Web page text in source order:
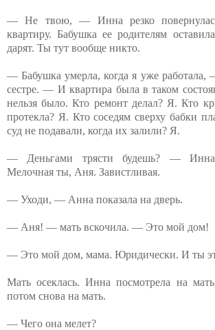
— Не твою, — Инна резко
квартиру. Бабушка ее родителям
дарят. Ты тут вообще никто.
— Бабушка умерла, когда я уже
сестре. — И квартира была в таком
нельзя было. Кто ремонт делал? Я. Кто
протекла? Я. Кто соседям сверху бабки
суд не подавали, когда их залили? Я.
— Деньгами трясти будешь? —
Мелочная ты, Аня. Завистливая.
— Уходи, — Анна показала на дверь.
— Аня! — мать вскочила. — Это мой дом!
— Это мой дом, мама. Юридически. И ты
Мать осеклась. Инна посмотрела на
потом снова на мать.
— Чего она мелет?